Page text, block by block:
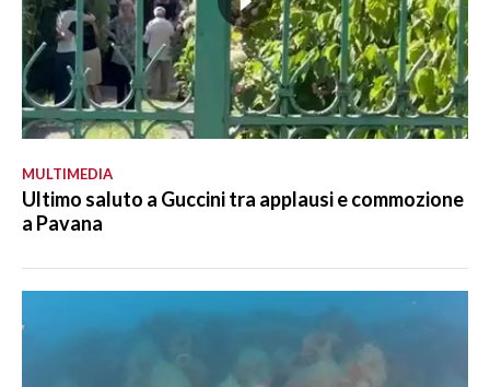
MULTIMEDIA
Ultimo saluto a Guccini tra applausi e commozione
a Pavana